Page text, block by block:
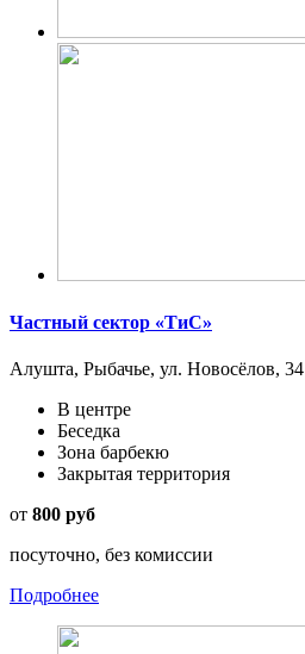
Частный сектор «ТиС»
Алушта, Рыбачье, ул. Новосёлов, 34
В центре
Беседка
Зона барбекю
Закрытая территория
от 800 руб
посуточно, без комиссии
Подробнее